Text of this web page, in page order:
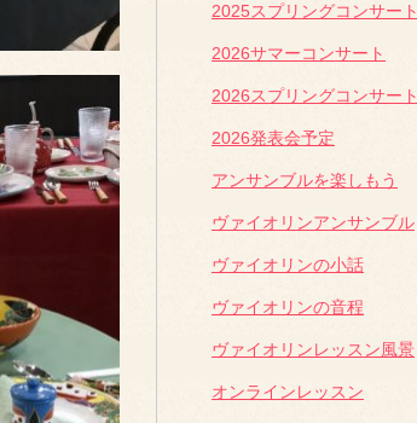
2025スプリングコンサート
2026サマーコンサート
2026スプリングコンサート
2026発表会予定
アンサンブルを楽しもう
ヴァイオリンアンサンブル
ヴァイオリンの小話
ヴァイオリンの音程
ヴァイオリンレッスン風景
オンラインレッスン